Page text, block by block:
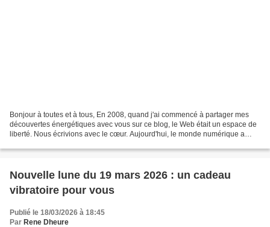
Bonjour à toutes et à tous, En 2008, quand j'ai commencé à partager mes
découvertes énergétiques avec vous sur ce blog, le Web était un espace de
liberté. Nous écrivions avec le cœur. Aujourd'hui, le monde numérique a
Nouvelle lune du 19 mars 2026 : un cadeau
vibratoire pour vous
Publié le 18/03/2026 à 18:45
Par Rene Dheure